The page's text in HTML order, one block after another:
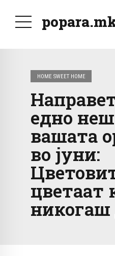
HOME SWEET HOME
едно
вашата
во јуни:
цветаат
никогаш